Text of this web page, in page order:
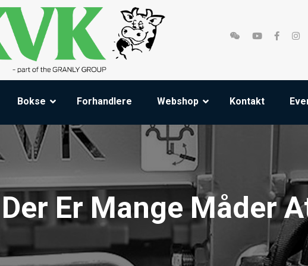
Salgs- og
leveringsbetingelser
Bokse Forhandlere Webshop Kontakt
Der Er Mange Måder